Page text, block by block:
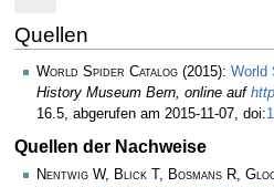
Quellen
World Spider Catalog (2015): World
History Museum Bern, online auf
16.5, abgerufen am 2015-11-07, doi:
Quellen der Nachweise
Nentwig W, Blick T, Bosmans R,